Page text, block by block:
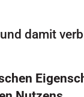
damit